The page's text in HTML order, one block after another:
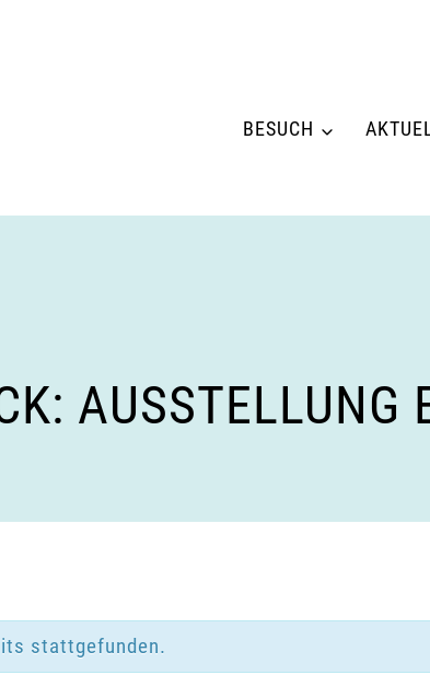
BESUCH
AUSSTELLUNG
stattgefunden.